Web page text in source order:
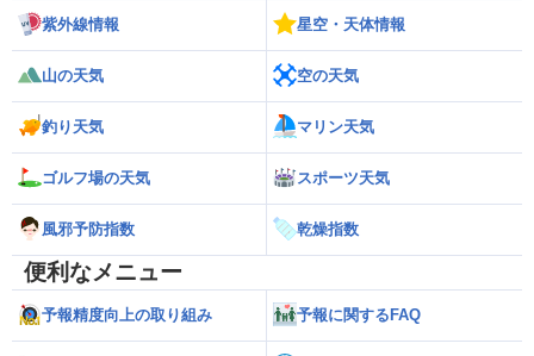
紫外線情報 星空・天体情報
山の天気 空の天気
釣り天気 マリン天気
ゴルフ場の天気 スポーツ天気
風邪予防指数 乾燥指数
便利なメニュー
予報精度向上の取り組み 予報に関するFAQ